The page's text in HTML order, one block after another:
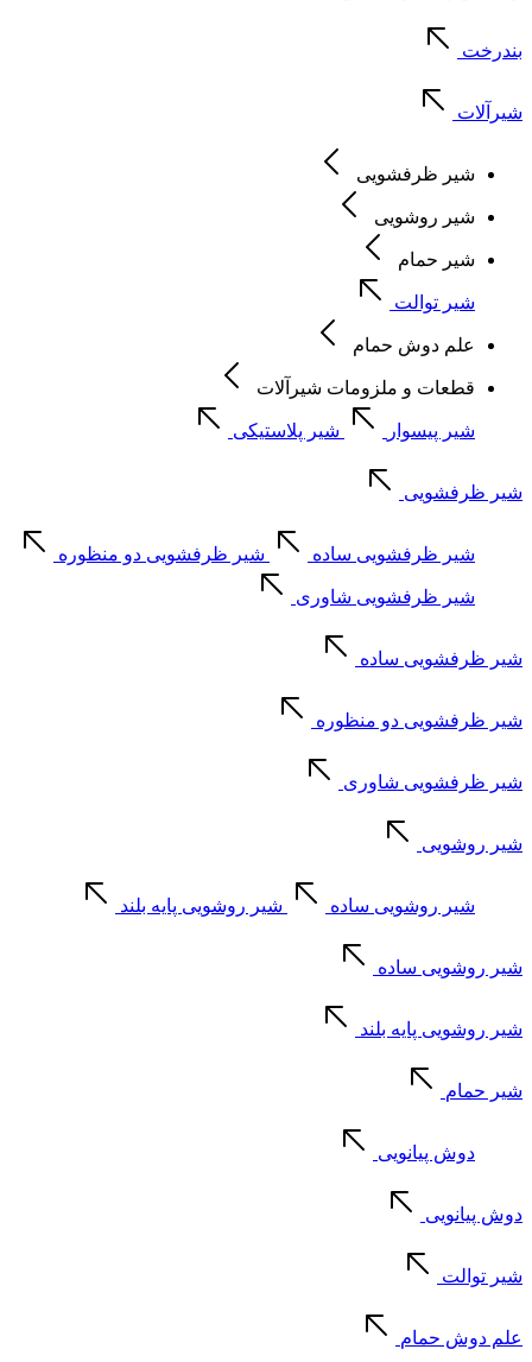
بندرخت
شیرآلات
شیر ظرفشویی
شیر روشویی
شیر حمام
شیر توالت
علم دوش حمام
قطعات و ملزومات شیرآلات
شیر پیسوار شیر پلاستیکی
شیر ظرفشویی
شیر ظرفشویی ساده شیر ظرفشویی دو منظوره
شیر ظرفشویی شاوری
شیر ظرفشویی ساده
شیر ظرفشویی دو منظوره
شیر ظرفشویی شاوری
شیر روشویی
شیر روشویی ساده شیر روشویی پایه بلند
شیر روشویی ساده
شیر روشویی پایه بلند
شیر حمام
دوش پیانویی
دوش پیانویی
شیر توالت
علم دوش حمام